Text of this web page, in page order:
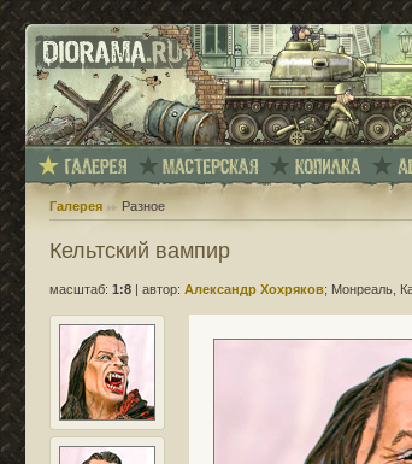
Галерея Разное
Кельтский вампир
масштаб: 1:8 автор: Александр Хохряков; Монреаль,